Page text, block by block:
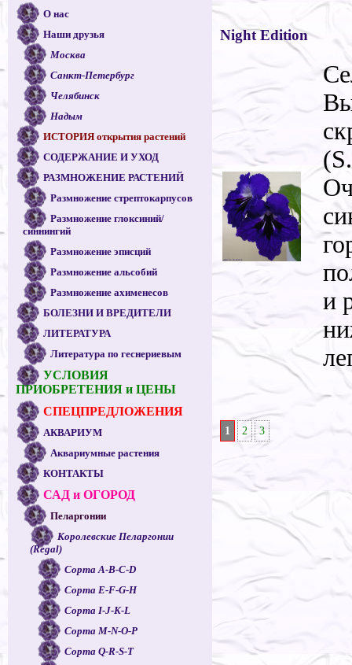
О нас
Наши друзья
Москва
Санкт-Петербург
Челябинск
Надым
ИСТОРИЯ открытия растений
СОДЕРЖАНИЕ И УХОД
РАЗМНОЖЕНИЕ РАСТЕНИЙ
Размножение стрептокарпусов
Размножение глоксиний/
синнингий
Размножение эписций
Размножение альсобий
Размножение ахименесов
БОЛЕЗНИ И ВРЕДИТЕЛИ
ЛИТЕРАТУРА
Литература по геснериевым
УСЛОВИЯ
ПРИОБРЕТЕНИЯ и ЦЕНЫ
СПЕЦПРЕДЛОЖЕНИЯ
АКВАРИУМ
Аквариумные растения
КОНТАКТЫ
САД и ОГОРОД
Пеларгонии
Королевские Пеларгонии
(Regal)
Сорта A-B-C-D
Сорта E-F-G-H
Сорта I-J-K-L
Сорта M-N-O-P
Сорта Q-R-S-T
Night Edition
и
1 2 3